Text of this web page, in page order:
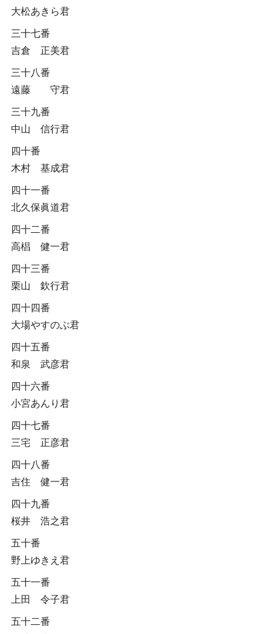
大松あきら君
三十七番
吉倉 正美君
三十八番
遠藤 守君
三十九番
中山 信行君
四十番
木村 基成君
四十一番
北久保眞道君
四十二番
高椙 健一君
四十三番
栗山 欽行君
四十四番
大場やすのぶ君
四十五番
和泉 武彦君
四十六番
小宮あんり君
四十七番
三宅 正彦君
四十八番
吉住 健一君
四十九番
桜井 浩之君
五十番
野上ゆきえ君
五十一番
上田 令子君
五十二番